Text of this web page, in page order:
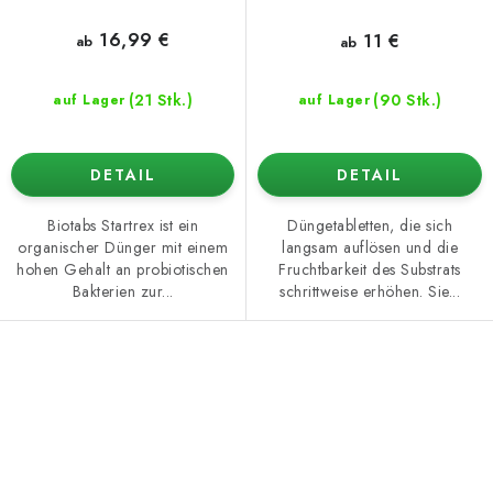
auf Lager (21 Stk.)
ab 16,99 €
DETAIL
Biotabs Startrex ist ein
organischer Dünger mit einem
hohen Gehalt an probiotischen
Bakterien zur...
auf Lager (90 Stk.)
ab 11 €
DETAIL
Düngetabletten, die sich
langsam auflösen und die
Fruchtbarkeit des Substrats
schrittweise erhöhen. Sie...